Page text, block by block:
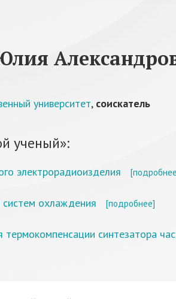
университет, соискатель
ученый»:
электрорадиоизделия
охлаждения [подробнее]
термокомпенсации синтезатора